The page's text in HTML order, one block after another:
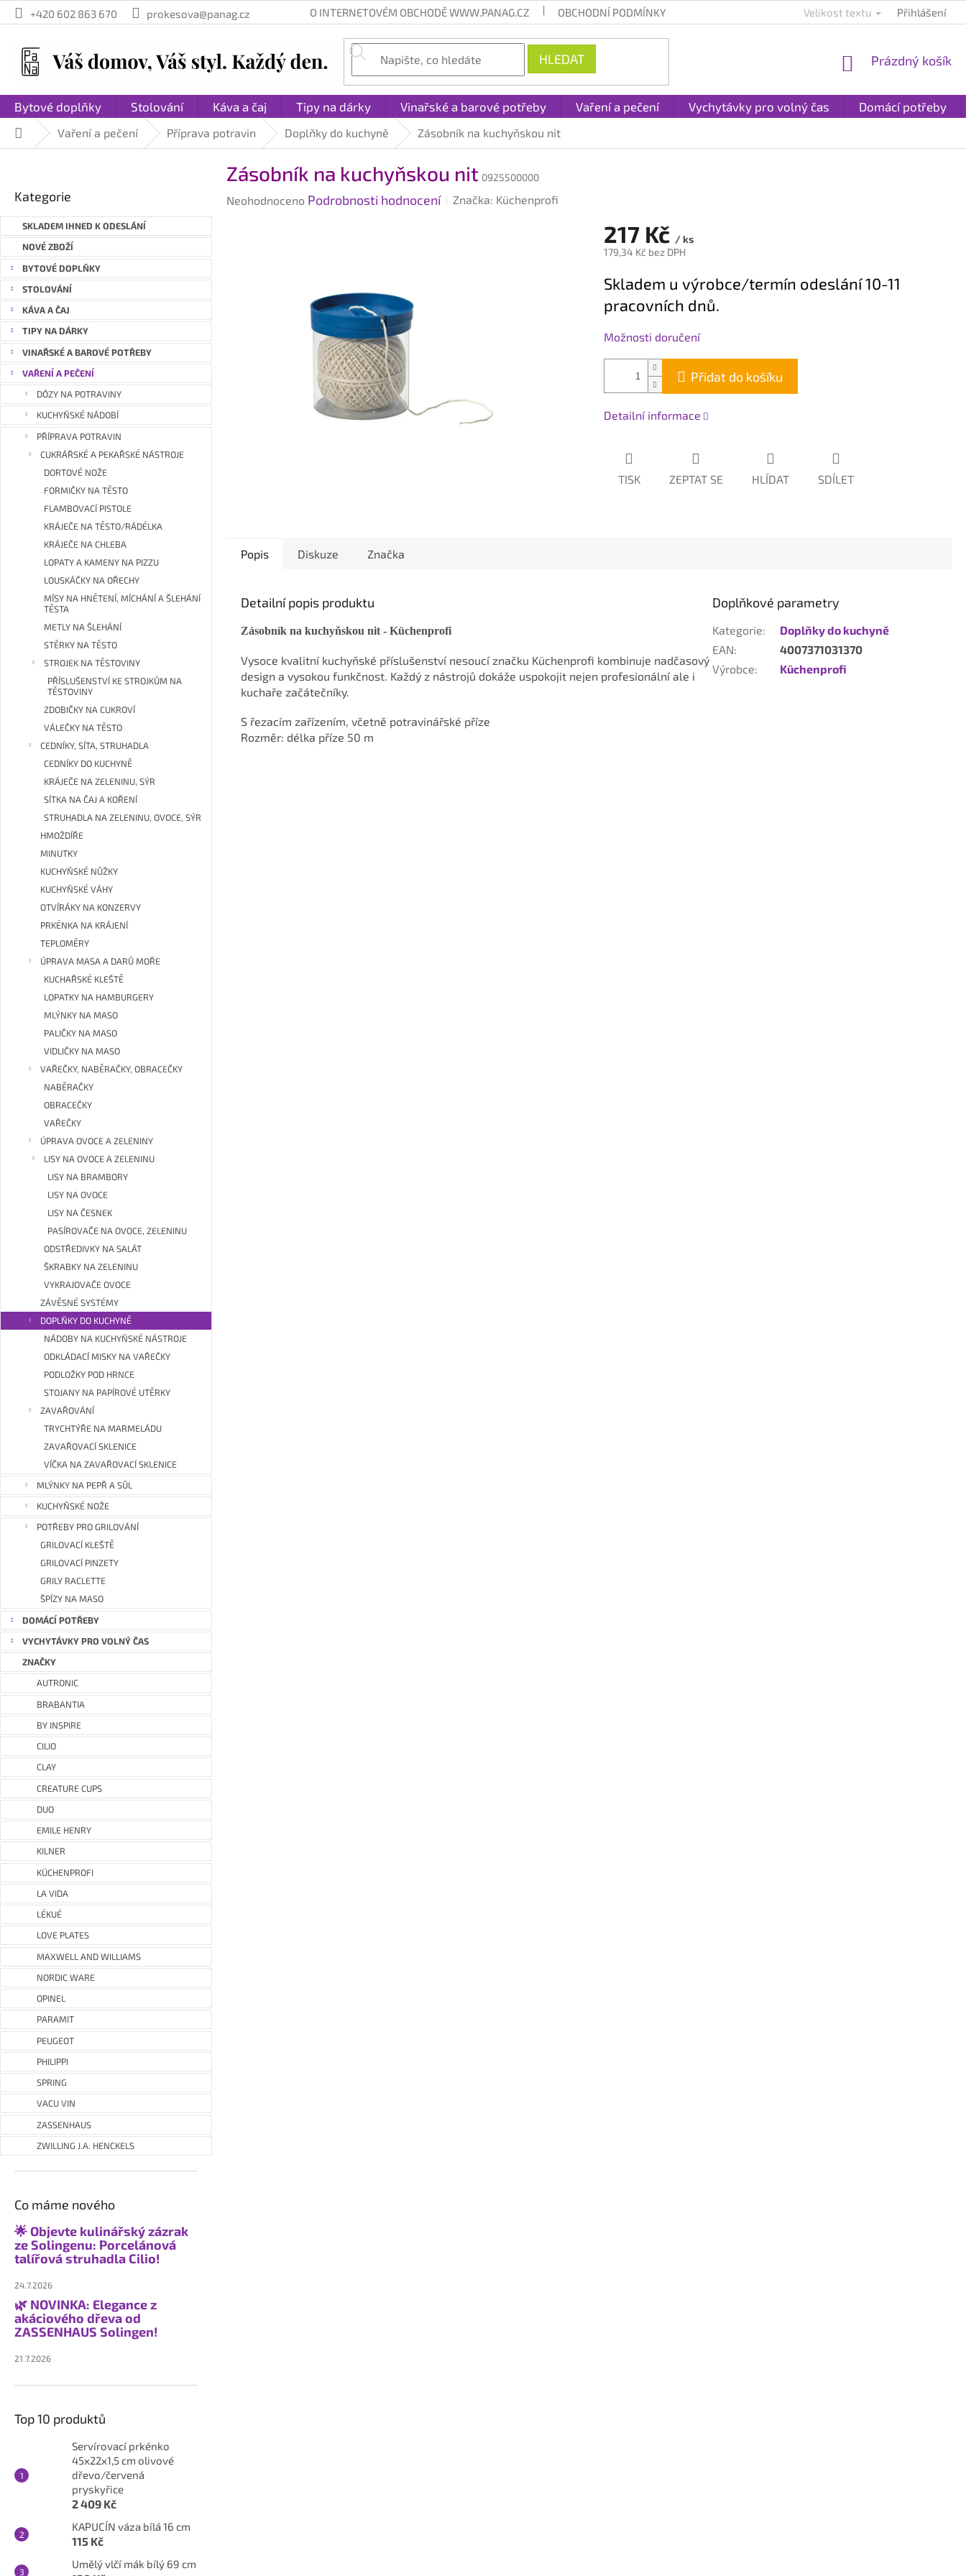
Přejít
na
+420 602 863 670 prokesova@panag.cz O INTERNETOVÉM OBCHODĚ WWW.PANAG.CZ OBCHODNÍ PODMÍNKY PLATBA A DOPRAVA REKLAMACE
Velikost textu Přihlášení
HLEDAT
NÁKUPNÍ
Prázdný košík
Bytové doplňky Stolování Káva a čaj Tipy na dárky Vinařské a barové potřeby Vaření a pečení Vychytávky pro volný čas Domácí potřeby
DomůVaření a pečení Příprava potravin Doplňky do kuchyně Zásobník na kuchyňskou nit
a
n
n
í
n
e
l
kategorie
Kategorie
SKLADEM IHNED K ODESLÁNÍ
NOVÉ ZBOŽÍ
BYTOVÉ DOPLŇKY
STOLOVÁNÍ
KÁVA A ČAJ
TIPY NA DÁRKY
VINAŘSKÉ A BAROVÉ POTŘEBY
VAŘENÍ A PEČENÍ
DÓZY NA POTRAVINY
KUCHYŇSKÉ NÁDOBÍ
PŘÍPRAVA POTRAVIN
CUKRÁŘSKÉ A PEKAŘSKÉ NÁSTROJE
DORTOVÉ NOŽE
FORMIČKY NA TĚSTO
FLAMBOVACÍ PISTOLE
KRÁJEČE NA TĚSTO/RÁDÉLKA
KRÁJEČE NA CHLEBA
LOPATY A KAMENY NA PIZZU
LOUSKÁČKY NA OŘECHY
MÍSY NA HNĚTENÍ, MÍCHÁNÍ A ŠLEHÁNÍ
TĚSTA
METLY NA ŠLEHÁNÍ
STĚRKY NA TĚSTO
STROJEK NA TĚSTOVINY
PŘÍSLUŠENSTVÍ KE STROJKŮM NA
TĚSTOVINY
ZDOBIČKY NA CUKROVÍ
VÁLEČKY NA TĚSTO
CEDNÍKY, SÍTA, STRUHADLA
CEDNÍKY DO KUCHYNĚ
KRÁJEČE NA ZELENINU, SÝR
SÍTKA NA ČAJ A KOŘENÍ
STRUHADLA NA ZELENINU, OVOCE, SÝR
HMOŽDÍŘE
MINUTKY
KUCHYŇSKÉ NŮŽKY
KUCHYŇSKÉ VÁHY
OTVÍRÁKY NA KONZERVY
PRKÉNKA NA KRÁJENÍ
TEPLOMĚRY
ÚPRAVA MASA A DARŮ MOŘE
KUCHAŘSKÉ KLEŠTĚ
LOPATKY NA HAMBURGERY
MLÝNKY NA MASO
PALIČKY NA MASO
VIDLIČKY NA MASO
VAŘEČKY, NABĚRAČKY, OBRACEČKY
NABĚRAČKY
OBRACEČKY
VAŘEČKY
ÚPRAVA OVOCE A ZELENINY
LISY NA OVOCE A ZELENINU
LISY NA BRAMBORY
LISY NA OVOCE
LISY NA ČESNEK
PASÍROVAČE NA OVOCE, ZELENINU
ODSTŘEDIVKY NA SALÁT
ŠKRABKY NA ZELENINU
VYKRAJOVAČE OVOCE
ZÁVĚSNÉ SYSTÉMY
DOPLŇKY DO KUCHYNĚ
NÁDOBY NA KUCHYŇSKÉ NÁSTROJE
ODKLÁDACÍ MISKY NA VAŘEČKY
PODLOŽKY POD HRNCE
STOJANY NA PAPÍROVÉ UTĚRKY
ZAVAŘOVÁNÍ
TRYCHTÝŘE NA MARMELÁDU
ZAVAŘOVACÍ SKLENICE
VÍČKA NA ZAVAŘOVACÍ SKLENICE
MLÝNKY NA PEPŘ A SŮL
KUCHYŇSKÉ NOŽE
POTŘEBY PRO GRILOVÁNÍ
GRILOVACÍ KLEŠTĚ
GRILOVACÍ PINZETY
GRILY RACLETTE
ŠPÍZY NA MASO
DOMÁCÍ POTŘEBY
VYCHYTÁVKY PRO VOLNÝ ČAS
ZNAČKY
AUTRONIC
BRABANTIA
BY INSPIRE
CILIO
CLAY
CREATURE CUPS
DUO
EMILE HENRY
KILNER
KÜCHENPROFI
LA VIDA
LÉKUÉ
LOVE PLATES
MAXWELL AND WILLIAMS
NORDIC WARE
OPINEL
PARAMIT
PEUGEOT
PHILIPPI
SPRING
VACU VIN
ZASSENHAUS
ZWILLING J.A. HENCKELS
Co máme nového
🌟 Objevte kulinářský zázrak
ze Solingenu: Porcelánová
talířová struhadla Cilio!
24.7.2026
🌿 NOVINKA: Elegance z
akáciového dřeva od
ZASSENHAUS Solingen!
21.7.2026
Top 10 produktů
Servírovací prkénko
45x22x1,5 cm olivové
dřevo/červená
pryskyřice
2 409 Kč
KAPUCÍN váza bílá 16 cm
115 Kč
Umělý vlčí mák bílý 69 cm
Zásobník na kuchyňskou nit 0925500000
Průměrné
Neohodnoceno Podrobnosti hodnocení Značka: Küchenprofi
217 Kč / ks
179,34 Kč bez DPH
cena:
Skladem u výrobce/termín odeslání 10-11
pracovních dnů.
Možnosti doručení
Přidat do košíku
Detailní informace
TISK ZEPTAT SE HLÍDAT SDÍLET
Popis Diskuze Značka
Detailní popis produktu
Zásobník na kuchyňskou nit - Küchenprofi
Vysoce kvalitní kuchyňské příslušenství nesoucí značku Küchenprofi kombinuje nadčasový
design a vysokou funkčnost. Každý z nástrojů dokáže uspokojit nejen profesionální ale i
kuchaře začátečníky.
S řezacím zařízením, včetně potravinářské příze
Rozměr: délka příze 50 m
Doplňkové parametry
Kategorie:
Doplňky do kuchyně
EAN:
4007371031370
Výrobce: Küchenprofi